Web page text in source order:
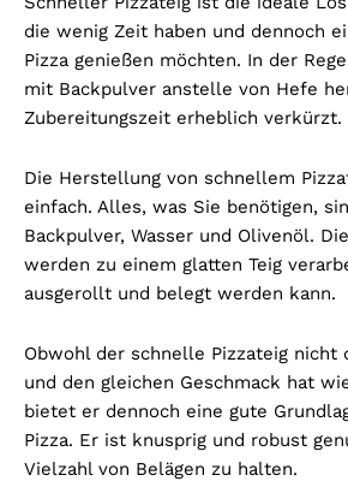
die wenig Zeit haben und dennoch
Pizza genießen möchten. In der
mit Backpulver anstelle von Hefe
Zubereitungszeit erheblich verkürzt.
Die Herstellung von schnellem
einfach. Alles, was Sie benötigen,
Backpulver, Wasser und Olivenöl.
werden zu einem glatten Teig
ausgerollt und belegt werden kann.
Obwohl der schnelle Pizzateig nicht
und den gleichen Geschmack hat
bietet er dennoch eine gute
Pizza. Er ist knusprig und robust
Vielzahl von Belägen zu halten.